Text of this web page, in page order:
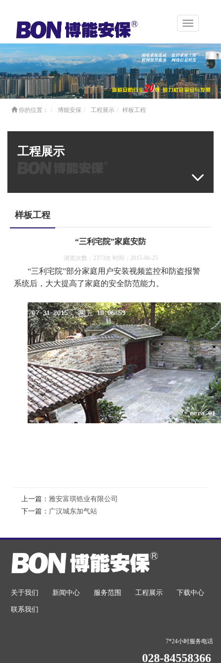
Toggle
你的位置： 博能安保 工程展示 样板工程
工程展示
样板工程
“三利宅院”家庭安防
浏览次数：2373次 时间：2015-06-25
“三利宅院”部分家庭用户安装视频监控和防盗报警
系统后，大大提高了家庭的安全防范能力。
上一篇： 雅安富琪锆业有限公司
下一篇： 广汉城东加气站
关于我们 新闻中心 服务范围 工程展示 下载中心
联系我们
7*24小时服务电话
028-84558366